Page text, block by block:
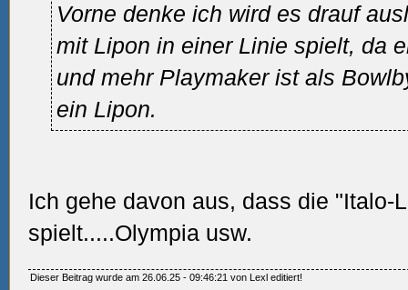
Vorne denke ich wird es drauf
mit Lipon in einer Linie spielt, da
und mehr Playmaker ist als
ein Lipon.
Ich gehe davon aus, dass die "Italo-
spielt.....Olympia usw.
Dieser Beitrag wurde am 26.06.25 - 09:46:21 von Lexl editiert!